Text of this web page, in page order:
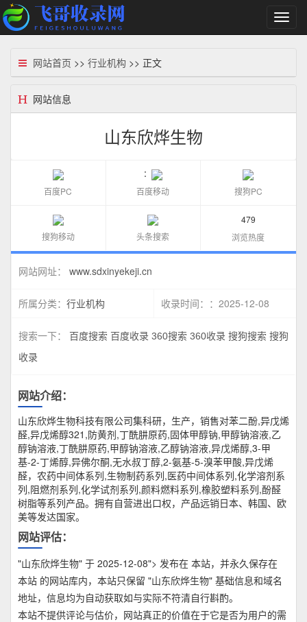
切
换
网站首页 >> 行业机构 >> 正文
网站信息
山东欣烨生物
百度PC
：
百度移动
搜狗PC
搜狗移动 头条搜索
479
浏览热度
网站网址： www.sdxinyekeji.cn
所属分类： 行业机构 收录时间： ：2025-12-08
搜索一下： 百度搜索 百度收录 360搜索 360收录 搜狗搜索 搜狗
收录
网站介绍：
山东欣烨生物科技有限公司集科研，生产，销售对苯二酚,异戊烯
醛,异戊烯醇321,防黄剂,丁酰肼原药,固体甲醇钠,甲醇钠溶液,乙
醇钠溶液,丁酰肼原药,甲醇钠溶液,乙醇钠溶液,异戊烯醇,3-甲
基-2-丁烯醇,异佛尔酮,无水叔丁醇,2-氨基-5-溴苯甲酸,异戊烯
醛，农药中间体系列,生物制药系列,医药中间体系列,化学溶剂系
列,阻燃剂系列,化学试剂系列,颜料燃料系列,橡胶塑料系列,酚醛
树脂等系列产品。拥有自营进出口权，产品远销日本、韩国、欧
美等发达国家。
网站评估：
"山东欣烨生物" 于 2025-12-08"> 发布在 本站，并永久保存在
本站 的网站库内，本站只保留 "山东欣烨生物" 基础信息和域名
地址，信息均为自动获取如与实际不符清自行斟酌。
本站不提供评论与估价，网站真正的价值在于它是否为用户的需